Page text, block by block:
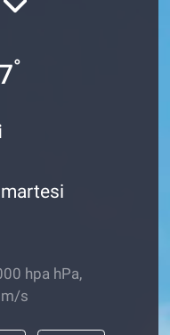
°
hpa hPa,
m/s